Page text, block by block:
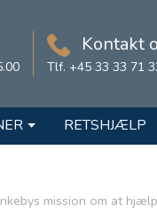
Kontakt
Tlf. +45 33 33 71
RETSHJÆLP
mission om at